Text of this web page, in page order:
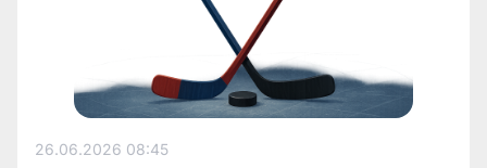
26.06.2026 08:45